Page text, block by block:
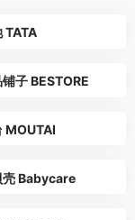
TATA
铺子 BESTORE
MOUTAI
壳 Babycare